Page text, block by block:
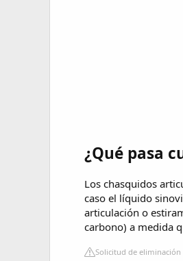
¿Qué pasa
Los chasquidos
caso el líquido
articulación o
carbono) a medida
Solicitud de eliminación